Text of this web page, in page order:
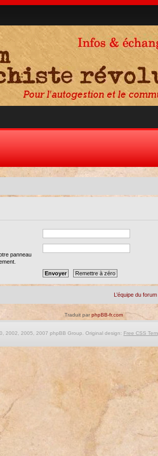
panneau
L’équipe du forum
Traduit parphpBB-fr.com
2002, 2005, 2007 phpBB Group. Original design: Free CSS